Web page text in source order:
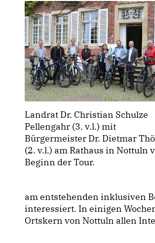
Landrat Dr. Christian Schulze
Pellengahr (3. v.l.) mit
Bürgermeister Dr. Dietmar
(2. v.l.) am Rathaus in Nottuln
Beginn der Tour.
am entstehenden inklusiven
interessiert. In einigen
Ortskern von Nottuln allen